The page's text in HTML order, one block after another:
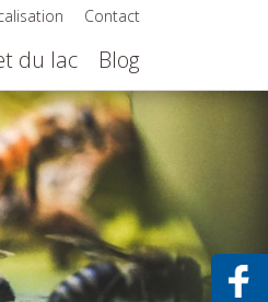
Contact
du lac Blog